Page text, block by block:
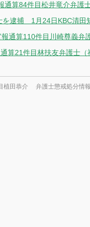
通算84件目松井竜介弁護
逮捕 1月24日KBC清田
通算110件目川崎尊義弁
算21件目林扶友弁護士（
植田恭介
弁護士懲戒処分情